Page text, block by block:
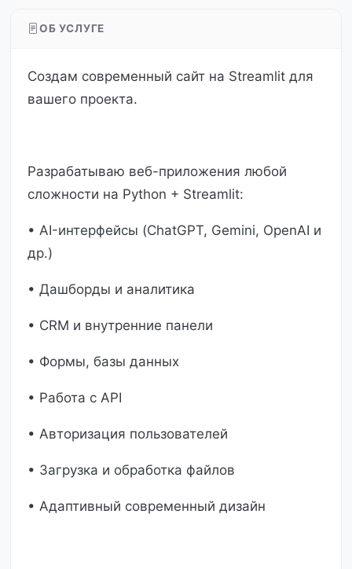
ОБ УСЛУГЕ
Cоздам современный сайт на Streamlit для
вашего проекта.
Разрабатываю веб-приложения любой
сложности на Python + Streamlit:
• AI-интерфейсы (ChatGPT, Gemini, OpenAI и
др.)
• Дашборды и аналитика
• CRM и внутренние панели
• Формы, базы данных
• Работа с API
• Авторизация пользователей
• Загрузка и обработка файлов
• Адаптивный современный дизайн